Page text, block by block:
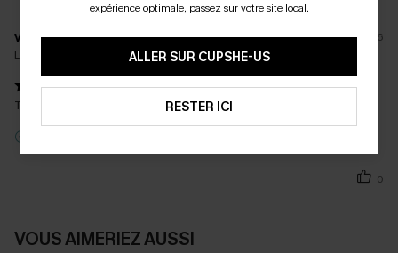
v****
31/07/2026
La taille achetée:
Très belle robe, très belle qualité
0
VOUS AIMERIEZ AUSSI
expérience optimale, passez sur votre site local.
ALLER SUR CUPSHE-US
RESTER ICI